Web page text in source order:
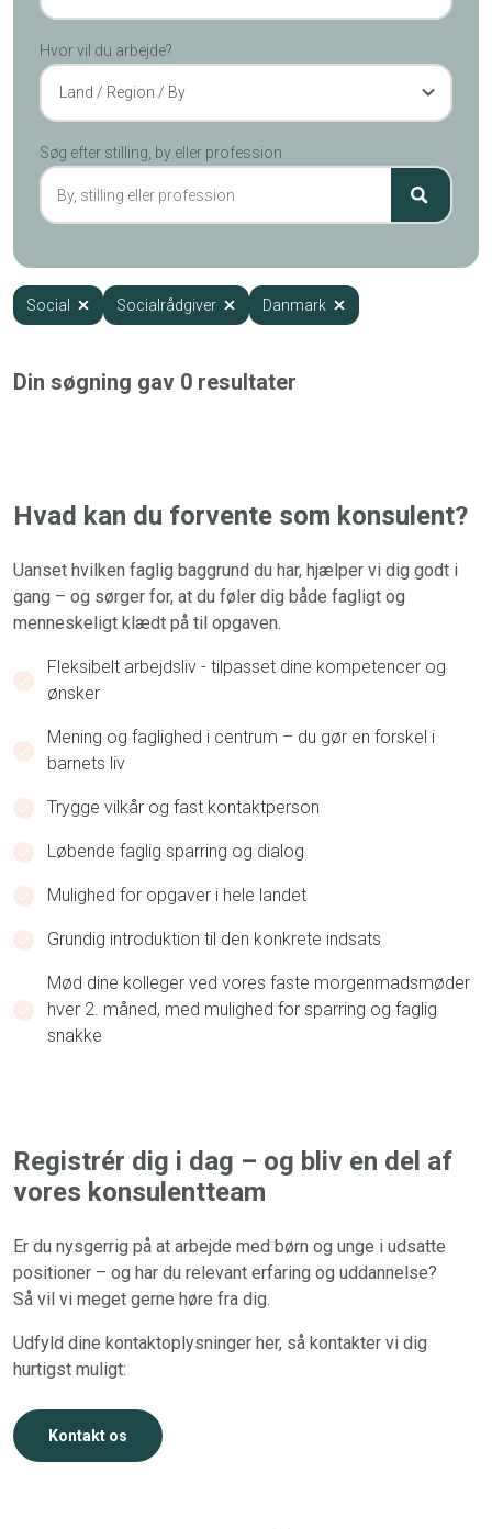
Hvor vil du arbejde?
Land / Region / By
Søg efter stilling, by eller profession
Social Socialrådgiver Danmark
Din søgning gav 0 resultater
Hvad kan du forvente som konsulent?
Uanset hvilken faglig baggrund du har, hjælper vi dig godt i
gang – og sørger for, at du føler dig både fagligt og
menneskeligt klædt på til opgaven.
Fleksibelt arbejdsliv - tilpasset dine kompetencer og
ønsker
Mening og faglighed i centrum – du gør en forskel i
barnets liv
Trygge vilkår og fast kontaktperson
Løbende faglig sparring og dialog
Mulighed for opgaver i hele landet
Grundig introduktion til den konkrete indsats
Mød dine kolleger ved vores faste morgenmadsmøder
hver 2. måned, med mulighed for sparring og faglig
snakke
Registrér dig i dag – og bliv en del af
vores konsulentteam
Er du nysgerrig på at arbejde med børn og unge i udsatte
positioner – og har du relevant erfaring og uddannelse?
Så vil vi meget gerne høre fra dig.
Udfyld dine kontaktoplysninger her, så kontakter vi dig
hurtigst muligt:
Kontakt os